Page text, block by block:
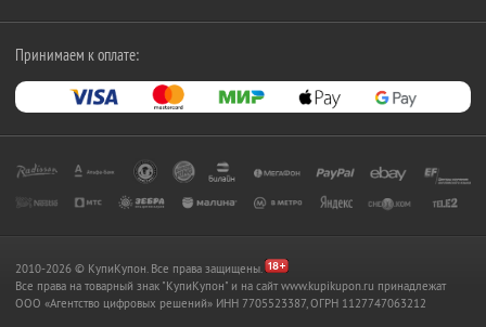
Принимаем к оплате:
2010-2026 © КупиКупон. Все права защищены.
Все права на товарный знак "КупиКупон" и на сайт www.kupikupon.ru принадлежат
OOO «Агентство цифровых решений» ИНН 7705523387, ОГРН 1127747063212